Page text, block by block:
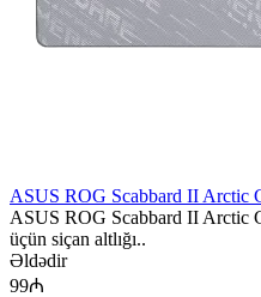
ASUS ROG Scabbard II
ASUS ROG Scabbard II Arctic
üçün siçan altlığı..
Əldədir
99₼